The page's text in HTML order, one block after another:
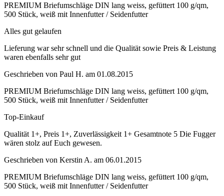
PREMIUM Briefumschläge DIN lang weiss, gefüttert 100 g/qm,
500 Stück, weiß mit Innenfutter / Seidenfutter
Alles gut gelaufen
Lieferung war sehr schnell und die Qualität sowie Preis & Leistung
waren ebenfalls sehr gut
Geschrieben von Paul H. am 01.08.2015
PREMIUM Briefumschläge DIN lang weiss, gefüttert 100 g/qm,
500 Stück, weiß mit Innenfutter / Seidenfutter
Top-Einkauf
Qualität 1+, Preis 1+, Zuverlässigkeit 1+ Gesamtnote 5 Die Fugger
wären stolz auf Euch gewesen.
Geschrieben von Kerstin A. am 06.01.2015
PREMIUM Briefumschläge DIN lang weiss, gefüttert 100 g/qm,
500 Stück, weiß mit Innenfutter / Seidenfutter